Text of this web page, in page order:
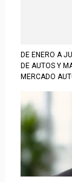
DE ENERO A
DE AUTOS Y
MERCADO